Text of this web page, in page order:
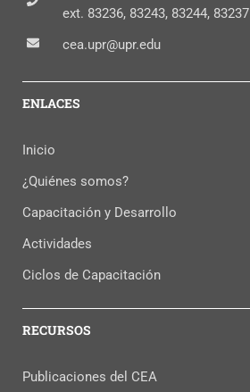
ext. 83236, 83243, 83244, 83237
cea.upr@upr.edu
ENLACES
Inicio
¿Quiénes somos?
Capacitación y Desarrollo
Actividades
Ciclos de Capacitación
RECURSOS
Publicaciones del CEA